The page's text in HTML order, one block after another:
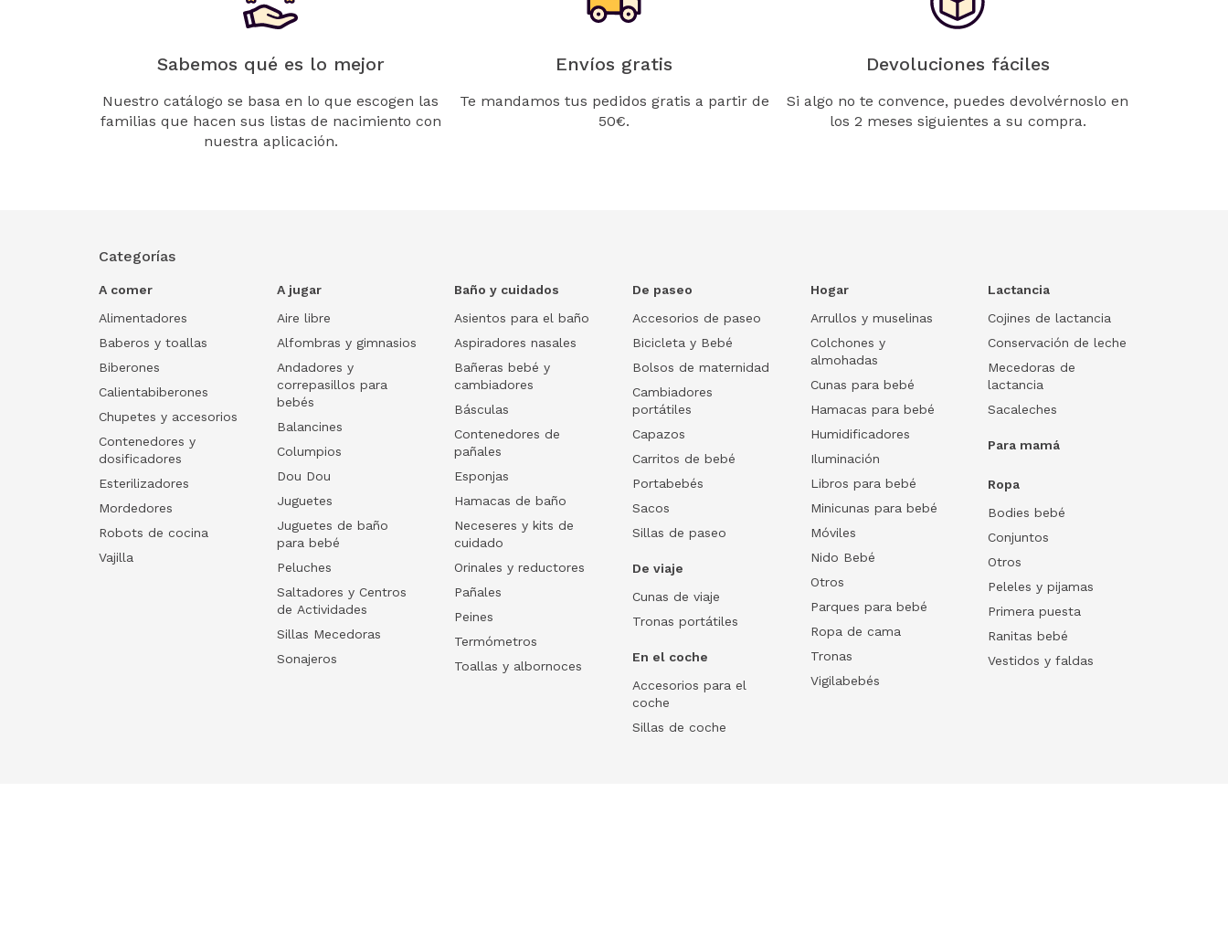
Sabemos qué es lo mejor
Nuestro catálogo se basa en lo que escogen las
familias que hacen sus listas de nacimiento con
nuestra aplicación.
Envíos gratis
Te mandamos tus pedidos gratis a partir de
50€.
Devoluciones fáciles
Si algo no te convence, puedes devolvérnoslo en
los 2 meses siguientes a su compra.
Categorías
A comer
Alimentadores
Baberos y toallas
Biberones
Calientabiberones
Chupetes y accesorios
Contenedores y
dosificadores
Esterilizadores
Mordedores
Robots de cocina
Vajilla
A jugar
Aire libre
Alfombras y gimnasios
Andadores y
correpasillos para
bebés
Balancines
Columpios
Dou Dou
Juguetes
Juguetes de baño
para bebé
Peluches
Saltadores y Centros
de Actividades
Sillas Mecedoras
Sonajeros
Baño y cuidados
Asientos para el baño
Aspiradores nasales
Bañeras bebé y
cambiadores
Básculas
Contenedores de
pañales
Esponjas
Hamacas de baño
Neceseres y kits de
cuidado
Orinales y reductores
Pañales
Peines
Termómetros
Toallas y albornoces
De paseo
Accesorios de paseo
Bicicleta y Bebé
Bolsos de maternidad
Cambiadores
portátiles
Capazos
Carritos de bebé
Portabebés
Sacos
Sillas de paseo
De viaje
Cunas de viaje
Tronas portátiles
En el coche
Accesorios para el
coche
Sillas de coche
Hogar
Arrullos y muselinas
Colchones y
almohadas
Cunas para bebé
Hamacas para bebé
Humidificadores
Iluminación
Libros para bebé
Minicunas para bebé
Móviles
Nido Bebé
Otros
Parques para bebé
Ropa de cama
Tronas
Vigilabebés
Lactancia
Cojines de lactancia
Conservación de leche
Mecedoras de
lactancia
Sacaleches
Para mamá
Ropa
Bodies bebé
Conjuntos
Otros
Peleles y pijamas
Primera puesta
Ranitas bebé
Vestidos y faldas